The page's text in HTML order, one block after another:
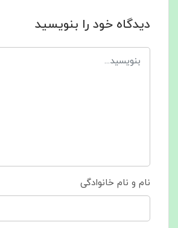
دیدگاه خود را بنویسید
نام و نام خانوادگی